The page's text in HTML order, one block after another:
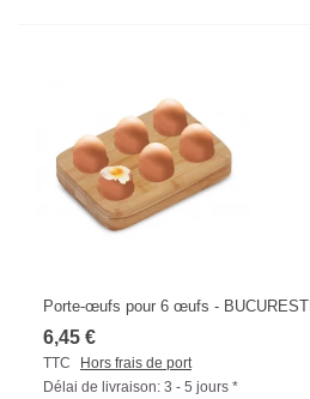
Porte-œufs pour 6 œufs - BUCURESTI
6,45 €
TTC
Hors frais de port
Délai de livraison: 3 - 5 jours *